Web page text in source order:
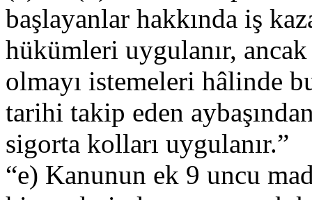
başlayanlar hakkında iş
hükümleri uygulanır,
olmayı istemeleri hâlinde
tarihi takip eden
sigorta kolları uygulanır.”
“e) Kanunun ek 9 uncu